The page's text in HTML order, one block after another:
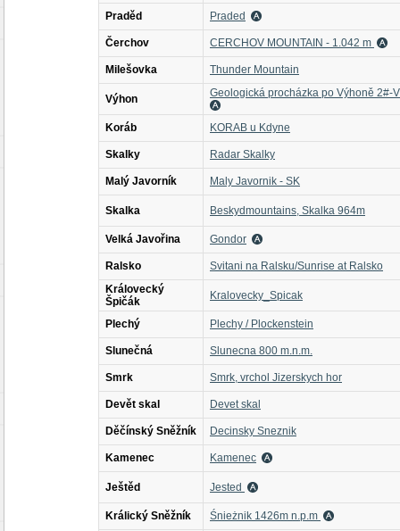
Praděd Praded
Čerchov CERCHOV MOUNTAIN - 1.042 m
Milešovka Thunder Mountain
Výhon Geologická procházka po Výhoně 2#-
Koráb KORAB u Kdyne
Skalky Radar Skalky
Malý Javorník Maly Javornik - SK
Skalka Beskydmountains, Skalka 964m
Velká Javořina Gondor
Ralsko
Svitani na Ralsku/Sunrise at Ralsko
Královecký
Špičák
Kralovecky_Spicak
Plechý Plechy / Plockenstein
Slunečná Slunecna 800 m.n.m.
Smrk Smrk, vrchol Jizerskych hor
Devět skal Devet skal
Děčínský Sněžník Decinsky Sneznik
Kamenec Kamenec
Ještěd Jested
Králický Sněžník Śnieżnik 1426m n.p.m